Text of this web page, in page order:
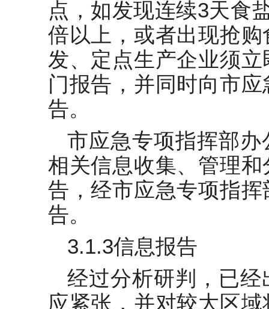
点，如发现连续3天食
倍以上，或者出现抢
发、定点生产企业须
门报告，并同时向市
告。
市应急专项指挥部
相关信息收集、管理
告，经市应急专项指
告。
3.1.3信息报告
经过分析研判，已
应紧张，并对较大区